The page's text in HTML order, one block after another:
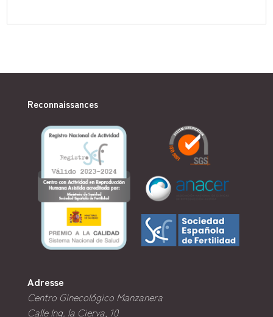
Reconnaissances
Adresse
Centro Ginecológico Manzanera
Calle Ing. la Cierva, 10